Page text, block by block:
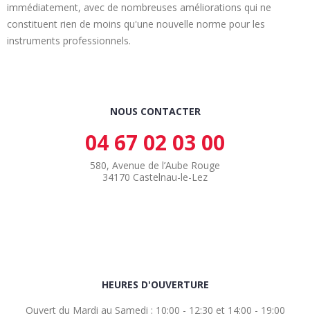
immédiatement, avec de nombreuses améliorations qui ne
constituent rien de moins qu'une nouvelle norme pour les
instruments professionnels.
NOUS CONTACTER
04 67 02 03 00
580, Avenue de l’Aube Rouge
34170 Castelnau-le-Lez
HEURES D'OUVERTURE
Ouvert du Mardi au Samedi : 10:00 - 12:30 et 14:00 - 19:00